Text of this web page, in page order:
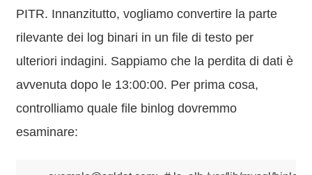
PITR. Innanzitutto, vogliamo convertire la parte
rilevante dei log binari in un file di testo per
ulteriori indagini. Sappiamo che la perdita di dati è
avvenuta dopo le 13:00:00. Per prima cosa,
controlliamo quale file binlog dovremmo
esaminare: